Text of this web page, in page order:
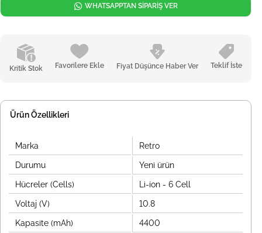
Kritik Stok Favorilere Ekle Fiyat Düşünce Haber Ver Teklif İste
WHATSAPPTAN SİPARİŞ VER
Ürün Özellikleri
Marka Retro
Durumu Yeni ürün
Hücreler (Cells) Li-ion - 6 Cell
Voltaj (V) 10.8
Kapasite (mAh) 4400